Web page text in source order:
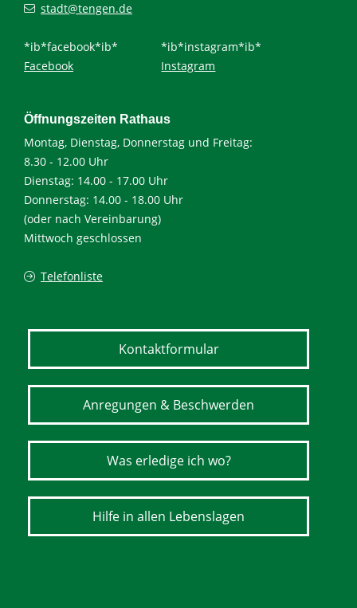
stadt@tengen.de
*ib*facebook*ib*
Facebook
*ib*instagram*ib*
Instagram
Öffnungszeiten Rathaus
Montag, Dienstag, Donnerstag und Freitag:
8.30 - 12.00 Uhr
Dienstag: 14.00 - 17.00 Uhr
Donnerstag: 14.00 - 18.00 Uhr
(oder nach Vereinbarung)
Mittwoch geschlossen
Telefonliste
Kontaktformular
Anregungen & Beschwerden
Was erledige ich wo?
Hilfe in allen Lebenslagen